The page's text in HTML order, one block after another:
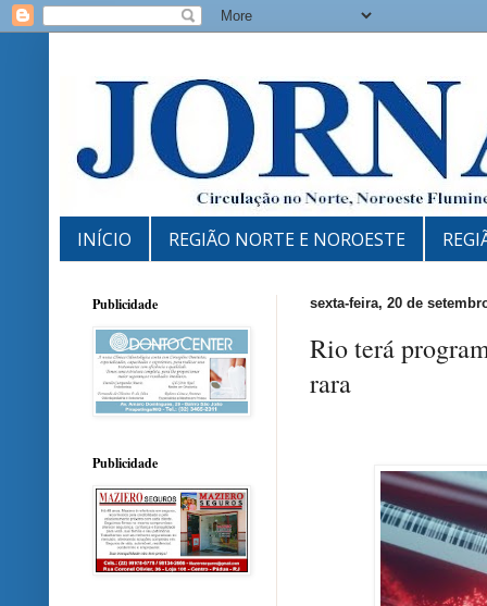
INÍCIO REGIÃO NORTE E NOROESTE
sexta-feira, 20 de
Rio terá
rara
Publicidade
Publicidade